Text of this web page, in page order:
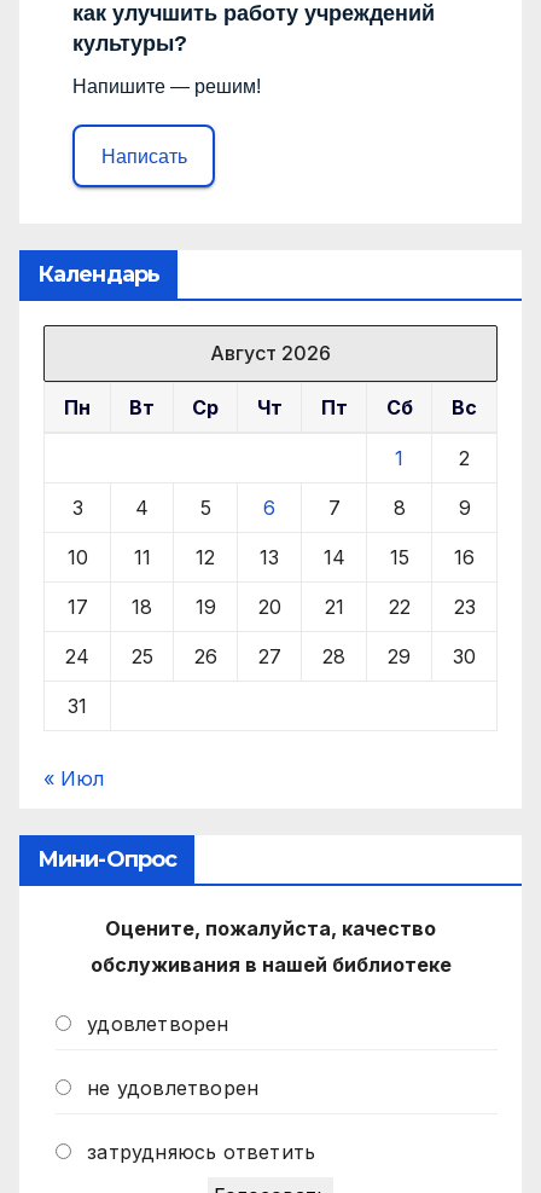
как улучшить работу учреждений
культуры?
Напишите — решим!
Написать
Календарь
Август 2026
Пн Вт Ср Чт Пт Сб Вс
1 2
3 4 5 6 7 8 9
10 11 12 13 14 15 16
17 18 19 20 21 22 23
24 25 26 27 28 29 30
31
« Июл
Мини-Опрос
Оцените, пожалуйста, качество
обслуживания в нашей библиотеке
удовлетворен
не удовлетворен
затрудняюсь ответить